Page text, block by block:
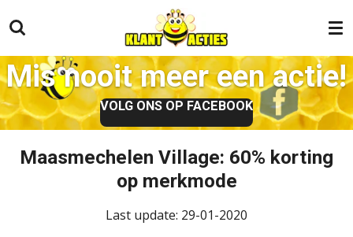
direct
naar
de
hoofdinhoud
Mis nooit meer een actie!
VOLG ONS OP FACEBOOK
Maasmechelen Village: 60% korting
op merkmode
Last update: 29-01-2020